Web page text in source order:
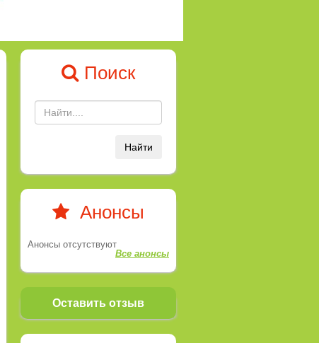
Поиск
Найти
Анонсы
Анонсы отсутствуют
Все анонсы
Оставить отзыв